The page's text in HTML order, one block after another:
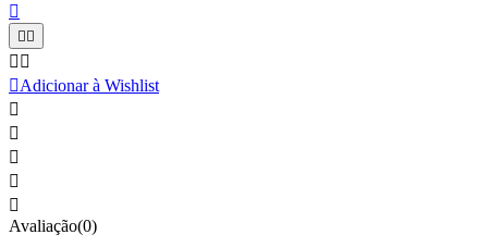

 
 
Adicionar à Wishlist





Avaliação(0)